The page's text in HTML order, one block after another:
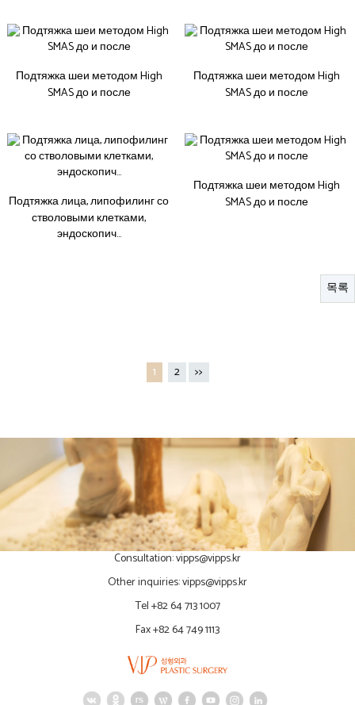
Подтяжка шеи методом High
SMAS до и после
Подтяжка шеи методом High
SMAS до и после
Подтяжка лица, липофилинг со
стволовыми клетками,
эндоскопич…
Подтяжка шеи методом High
SMAS до и после
목록
1 2 >>
Consultation:vipps@vipps.kr
Other inquiries:vipps@vipps.kr
Tel +82 64 713 1007
Fax +82 64 749 1113